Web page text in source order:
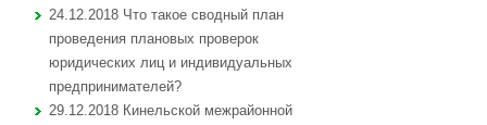
24.12.2018 Что такое сводный план
проведения плановых проверок
юридических лиц и индивидуальных
предпринимателей?
29.12.2018 Кинельской межрайонной